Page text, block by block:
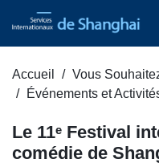
Accueil Vous
Événements et
Le 11ᵉ Festival
comédie de